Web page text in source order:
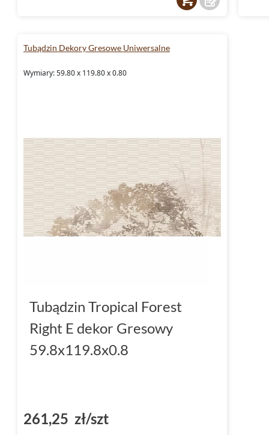
Tubądzin Dekory Gresowe Uniwersalne
Wymiary: 59.80 x 119.80 x 0.80
Tubądzin Tropical Forest
Right E dekor Gresowy
59.8x119.8x0.8
261,25 zł/szt